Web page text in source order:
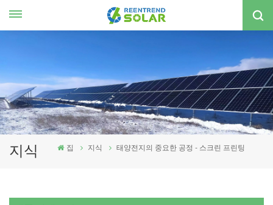
국의
지식 집 지식 태양전지의 중요한 공정 - 스크린 프린팅